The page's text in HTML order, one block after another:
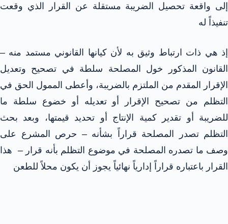
إلى واقعة تحصيل الضريبة مستقلة عن القرار الذي وقعت
تنفيذاً له
إذ هي ذات ارتباط وثيق به لأن كيانها القانوني مستمد منه –
القانون المذكور خول المصلحة سلطة في تصحيح وتعديل
الإقرار المقدم من الملتزم بالضريبة، وأعطى الممول الحق في
التظلم من تصحيح الإقرار أو تعديله أو خضوع سلطة ما
للضريبة أو تقدير كمية الإنتاج أو تحديد قيمتها، وبعد بحث
التظلم تصدر المصلحة قراراً بشأنه – حرص المشرع على
وصف ما تصدره المصلحة في موضوع التظلم بأنه قرار – هذا
القرار باعتباره قراراً إدارياً نهائياً يجوز أن يكون محلاً للطعن